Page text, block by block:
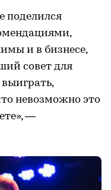
поделился
и в бизнесе,
совет для
невозможно это
—